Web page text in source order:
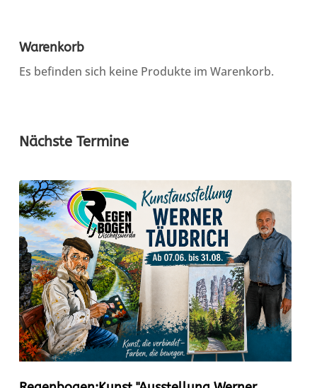
Warenkorb
Es befinden sich keine Produkte im Warenkorb.
Nächste Termine